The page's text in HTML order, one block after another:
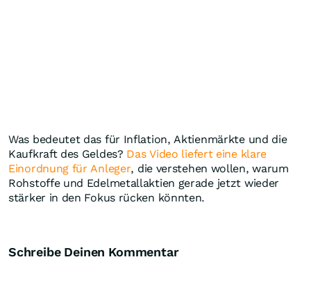
Was bedeutet das für Inflation, Aktienmärkte und die
Kaufkraft des Geldes? Das Video liefert eine klare
Einordnung für Anleger, die verstehen wollen, warum
Rohstoffe und Edelmetallaktien gerade jetzt wieder
stärker in den Fokus rücken könnten.
Schreibe Deinen Kommentar